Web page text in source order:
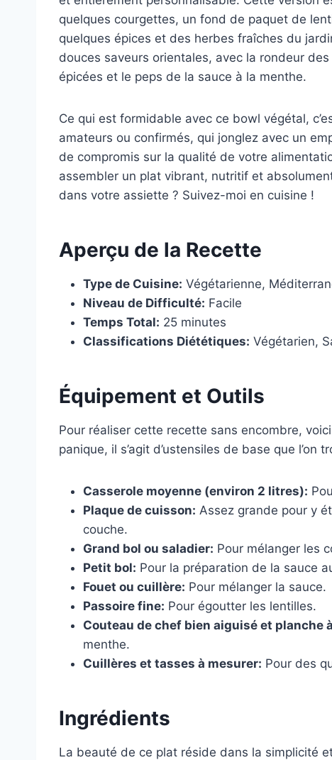
quelques courgettes, un fond de paquet de
quelques épices et des herbes fraîches du
douces saveurs orientales, avec la rondeur
épicées et le peps de la sauce à la menthe.
Ce qui est formidable avec ce bowl végétal,
amateurs ou confirmés, qui jonglez avec un
de compromis sur la qualité de votre
assembler un plat vibrant, nutritif et
dans votre assiette ? Suivez-moi en cuisine !
Aperçu de la Recette
Type de Cuisine: Végétarienne,
Niveau de Difficulté: Facile
Temps Total: 25 minutes
Classifications Diététiques: Végétarien,
Équipement et Outils
Pour réaliser cette recette sans encombre,
panique, il s’agit d’ustensiles de base que l’on
Casserole moyenne (environ 2 litres):
Plaque de cuisson: Assez grande pour y
couche.
Grand bol ou saladier: Pour mélanger les
Petit bol: Pour la préparation de la sauce
Fouet ou cuillère: Pour mélanger la sauce.
Passoire fine: Pour égoutter les lentilles.
Couteau de chef bien aiguisé et planche
menthe.
Cuillères et tasses à mesurer: Pour des
Ingrédients
La beauté de ce plat réside dans la simplicité